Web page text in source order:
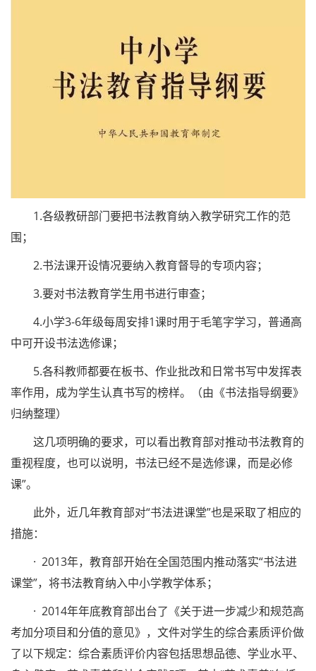
1.各级教研部门要把书法教育纳入教学研究工作的范
围；
2.书法课开设情况要纳入教育督导的专项内容；
3.要对书法教育学生用书进行审查；
4.小学3-6年级每周安排1课时用于毛笔字学习，普通高
中可开设书法选修课；
5.各科教师都要在板书、作业批改和日常书写中发挥表
率作用，成为学生认真书写的榜样。（由《书法指导纲要》
归纳整理）
这几项明确的要求，可以看出教育部对推动书法教育的
重视程度，也可以说明，书法已经不是选修课，而是必修
课”。
此外，近几年教育部对“书法进课堂”也是采取了相应的
措施：
· 2013年，教育部开始在全国范围内推动落实“书法进
课堂”，将书法教育纳入中小学教学体系；
· 2014年年底教育部出台了《关于进一步减少和规范高
考加分项目和分值的意见》，文件对学生的综合素质评价做
了以下规定：综合素质评价内容包括思想品德、学业水平、